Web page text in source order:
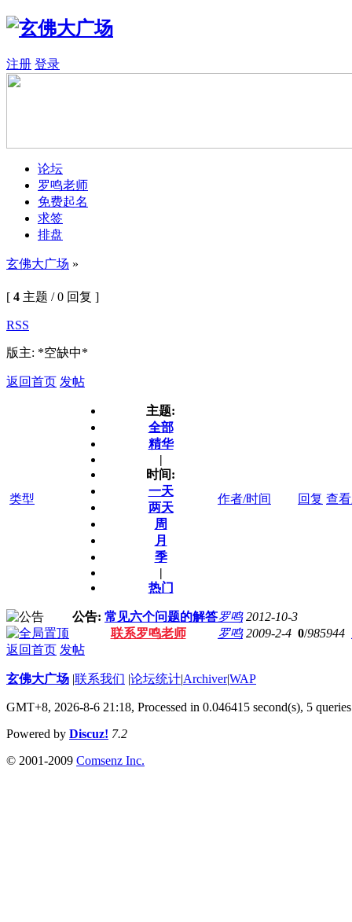
注册 登录
论坛
罗鸣老师
免费起名
求签
排盘
玄佛大广场 »
[ 4 主题 / 0 回复 ]
RSS
版主: *空缺中*
返回首页 发帖
类型
主题:
全部
精华
|
时间:
一天
两天
周
月
季
|
热门
作者/时间 回复 查看
公告: 常见六个问题的解答罗鸣 2012-10-3
联系罗鸣老师
罗鸣 2009-2-4 0/985944
返回首页 发帖
玄佛大广场 |联系我们 |论坛统计|Archiver|WAP
GMT+8, 2026-8-6 21:18, Processed in 0.046415 second(s), 5 queries
Powered by Discuz! 7.2
© 2001-2009 Comsenz Inc.